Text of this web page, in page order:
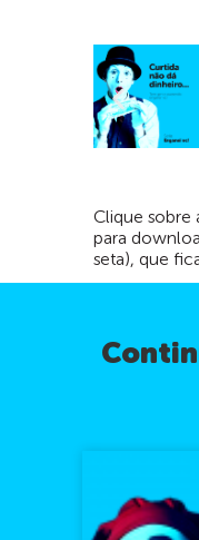
Clique sobre
para
seta), que